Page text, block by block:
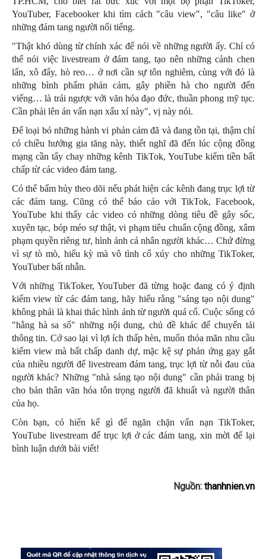
YouTuber, Facebooker khi tìm cách "câu view", "câu like" ở
những đám tang người nổi tiếng.
"Thật khó dùng từ chính xác để nói về những người ấy. Chỉ có
thể nói việc livestream ở đám tang, tạo nên những cảnh chen
lấn, xô đẩy, hò reo… ở nơi cần sự tôn nghiêm, cùng với đó là
những bình phẩm phản cảm, gây phiền hà cho người đến
viếng… là trái ngược với văn hóa đạo đức, thuần phong mỹ tục.
Cần phải lên án vấn nạn xấu xí này", vị này nói.
Để loại bỏ những hành vi phản cảm đã và đang tồn tại, thậm chí
có chiều hướng gia tăng này, thiết nghĩ đã đến lúc cộng đồng
mạng cần tẩy chay những kênh TikTok, YouTube kiếm tiền bất
chấp từ các video đám tang.
Có thể bấm hủy theo dõi nếu phát hiện các kênh đang trục lợi từ
các đám tang. Cũng có thể báo cáo với TikTok, Facebook,
YouTube khi thấy các video có những dòng tiêu đề gây sốc,
xuyên tạc, bóp méo sự thật, vi phạm tiêu chuẩn cộng đồng, xâm
phạm quyền riêng tư, hình ảnh cá nhân người khác… Chứ đừng
vì sự tò mò, hiếu kỳ mà vô tình cổ xúy cho những TikToker,
YouTuber bất nhẫn.
Với những TikToker, YouTuber đã từng hoặc đang có ý định
kiếm view từ các đám tang, hãy hiểu rằng "sáng tạo nội dung"
không phải là khai thác hình ảnh từ người quá cố. Cuộc sống có
"hằng hà sa số" những nội dung, chủ đề khác để chuyển tải
thông tin. Cớ sao lại vì lợi ích thấp hèn, muốn thỏa mãn nhu cầu
kiếm view mà bất chấp danh dự, mặc kệ sự phản ứng gay gắt
của nhiều người để livestream đám tang, trục lợi từ nỗi đau của
người khác? Những "nhà sáng tạo nội dung" cần phải trang bị
cho bản thân văn hóa tôn trọng người đã khuất và người thân
của họ.
Còn bạn, có hiến kế gì để ngăn chặn vấn nạn TikToker,
YouTube livestream để trục lợi ở các đám tang, xin mời để lại
bình luận dưới bài viết!
Nguồn: thanhnien.vn